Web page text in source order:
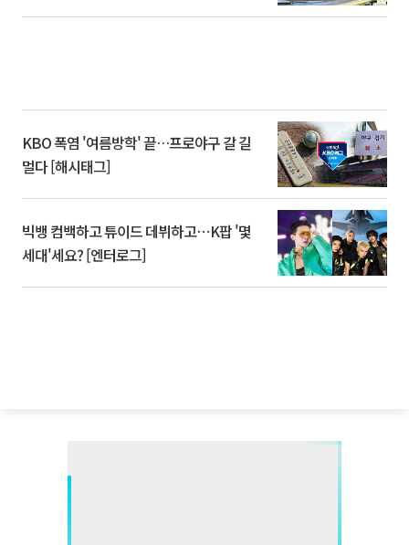
KBO 폭염 '여름방학' 끝…프로야구 갈 길
멀다 [해시태그]
빅뱅 컴백하고 튜이드 데뷔하고⋯K팝 '몇
세대'세요? [엔터로그]